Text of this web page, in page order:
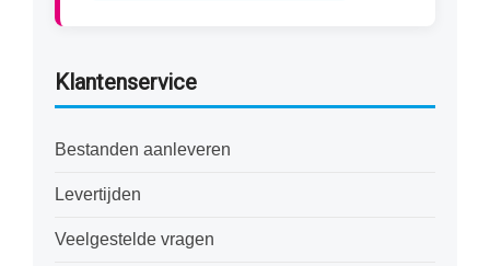
Klantenservice
Bestanden aanleveren
Levertijden
Veelgestelde vragen